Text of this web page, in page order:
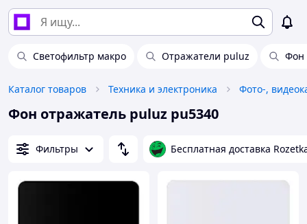
Светофильтр макро Отражатели puluz Фон
Каталог товаров Техника и электроника Фото-,
Фон отражатель puluz pu5340
Фильтры Бесплатная доставка